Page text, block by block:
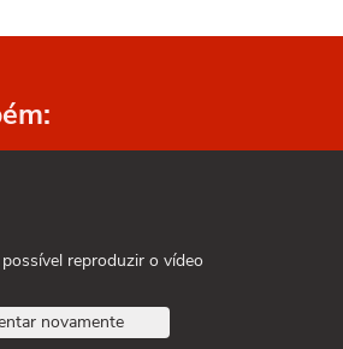
reproduzir o vídeo
novamente